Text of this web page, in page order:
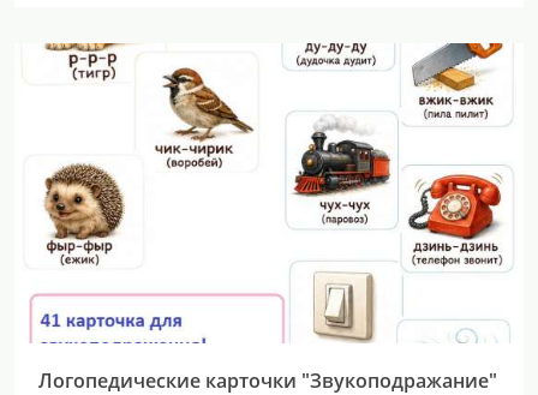
Логопедические карточки "Звукоподражание"